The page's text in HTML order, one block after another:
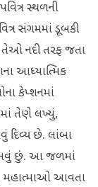
સ્થળની
સંગમમાં ડૂબકી
તેઓ નદી તરફ જતા
આધ્યાત્મિક
કેપ્શનમાં
તેણે લખ્યું,
દિવ્ય છે. લાંબા
છું. આ જળમાં
મહાત્માઓ આવતા